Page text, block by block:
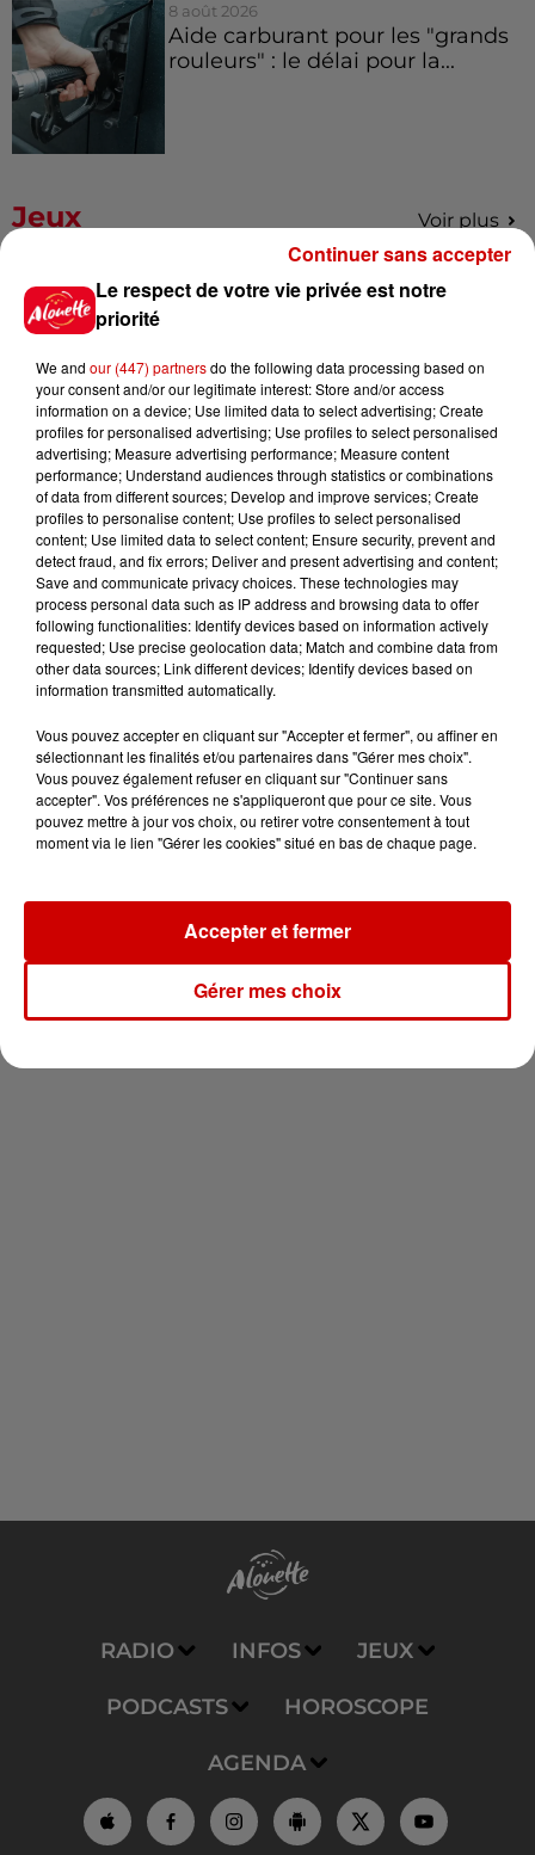
8 août 2026
Aide carburant pour les "grands
rouleurs" : le délai pour la...
Jeux Voir plus
Gagnez vos places pour le
festival Marché Gourmand 2026
Le Duel - Gagnez vos entrées
pour l'un des zoos de nos
régions !
Destination Vacances - Gagnez
votre séjour en famille au cœur
de la...
Destination Vacances : inscrivez-
vous !
Newsletter
RADIO INFOS JEUX
PODCASTS HOROSCOPE
AGENDA
Le respect de votre vie privée est notre
priorité
We and our (447) partnersdo the following data processing based on
your consent and/or our legitimate interest: Store and/or access
information on a device; Use limited data to select advertising; Create
profiles for personalised advertising; Use profiles to select personalised
advertising; Measure advertising performance; Measure content
performance; Understand audiences through statistics or combinations
of data from different sources; Develop and improve services; Create
profiles to personalise content; Use profiles to select personalised
content; Use limited data to select content; Ensure security, prevent and
detect fraud, and fix errors; Deliver and present advertising and content;
Save and communicate privacy choices. These technologies may
process personal data such as IP address and browsing data to offer
following functionalities: Identify devices based on information actively
requested; Use precise geolocation data; Match and combine data from
other data sources; Link different devices; Identify devices based on
information transmitted automatically.
Vous pouvez accepter en cliquant sur "Accepter et fermer", ou affiner en
sélectionnant les finalités et/ou partenaires dans "Gérer mes choix".
Vous pouvez également refuser en cliquant sur "Continuer sans
accepter". Vos préférences ne s'appliqueront que pour ce site. Vous
pouvez mettre à jour vos choix, ou retirer votre consentement à tout
moment via le lien "Gérer les cookies" situé en bas de chaque page.
Gérer mes choix
Accepter et fermer
Continuer sans accepter